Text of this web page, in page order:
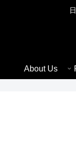
About Us